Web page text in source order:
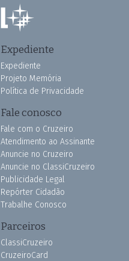
Expediente
Expediente
Projeto Memória
Política de Privacidade
Fale conosco
Fale com o Cruzeiro
Atendimento ao Assinante
Anuncie no Cruzeiro
Anuncie no ClassiCruzeiro
Publicidade Legal
Repórter Cidadão
Trabalhe Conosco
Parceiros
ClassiCruzeiro
CruzeiroCard